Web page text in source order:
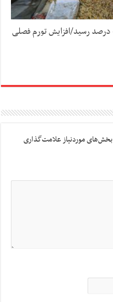
تورم نقطه‌به‌نقطه خدمات به ۵۸ درصد رسید/افزایش تورم فصلی
بخش‌های موردنیاز علامت‌گذاری